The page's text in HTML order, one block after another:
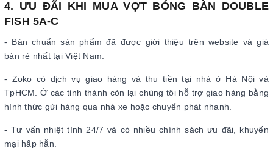
4. ƯU ĐÃI KHI MUA VỢT BÓNG BÀN DOUBLE
FISH 5A-C
- Bán chuẩn sản phẩm đã được giới thiệu trên website và giá
bán rẻ nhất tại Việt Nam.
- Zoko có dịch vụ giao hàng và thu tiền tại nhà ở Hà Nội và
TpHCM. Ở các tỉnh thành còn lại chúng tôi hỗ trợ giao hàng bằng
hình thức gửi hàng qua nhà xe hoặc chuyển phát nhanh.
- Tư vấn nhiệt tình 24/7 và có nhiều chính sách ưu đãi, khuyến
mại hấp hẫn.